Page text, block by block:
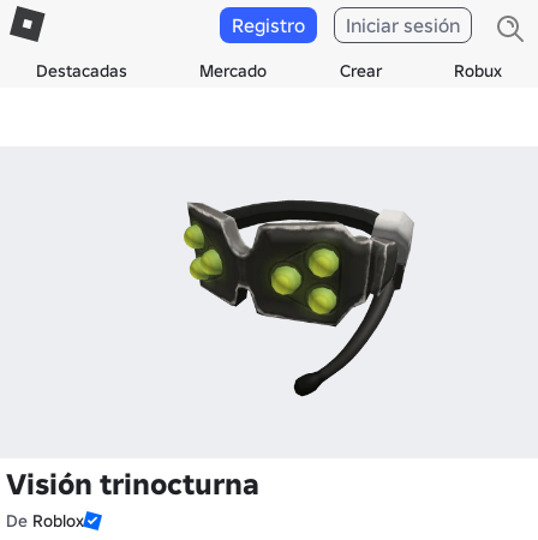
Destacadas Mercado Crear Robux
Registro Iniciar sesión
Visión trinocturna
De Roblox